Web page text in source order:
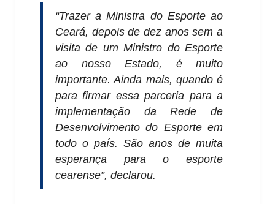
“Trazer a Ministra do Esporte ao
Ceará, depois de dez anos sem a
visita de um Ministro do Esporte
ao nosso Estado, é muito
importante. Ainda mais, quando é
para firmar essa parceria para a
implementação da Rede de
Desenvolvimento do Esporte em
todo o país. São anos de muita
esperança para o esporte
cearense”, declarou.